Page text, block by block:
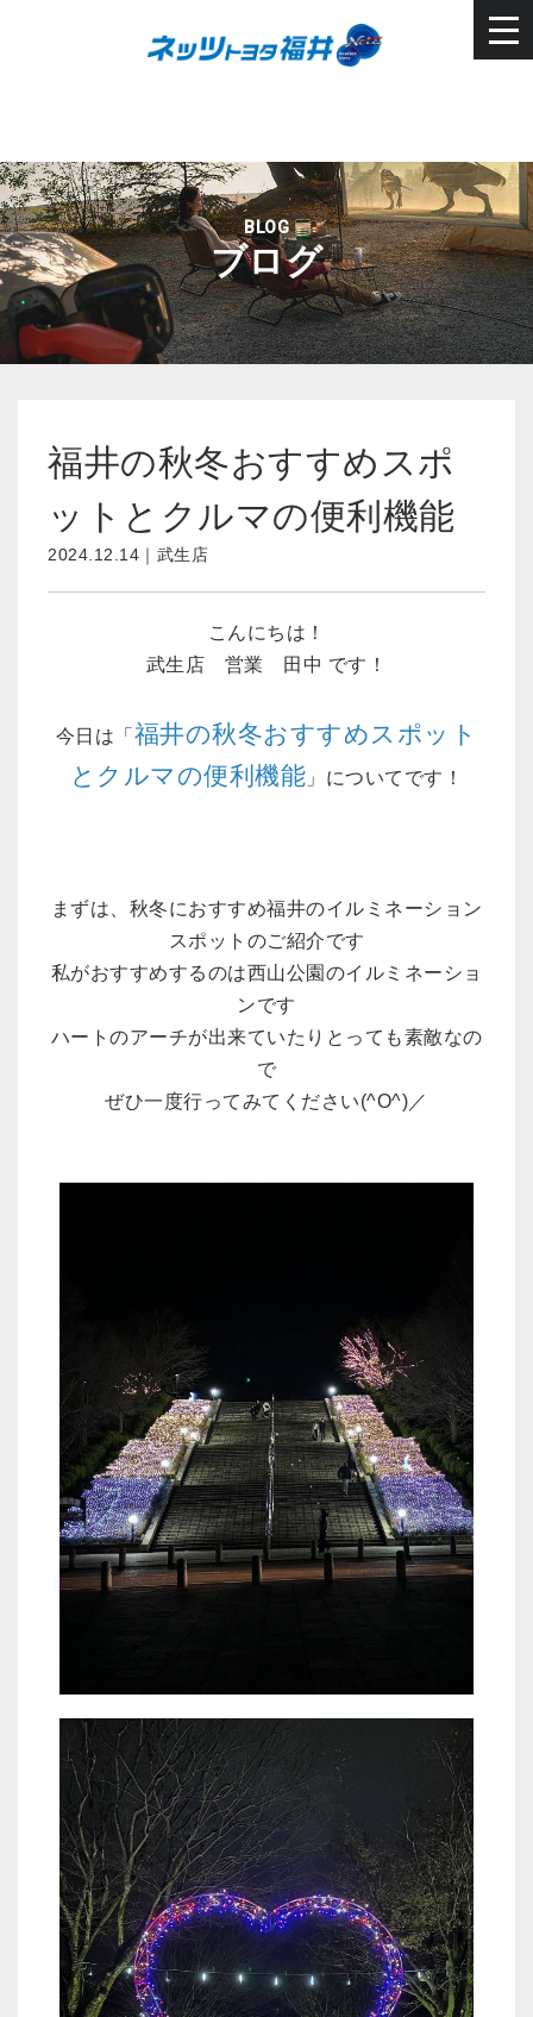
BLOG
ブログ
福井の秋冬おすすめスポ
ットとクルマの便利機能
2024.12.14｜武生店
こんにちは！
武生店 営業 田中 です！
今日は「 福井の秋冬おすすめスポット
とクルマの便利機能 」についてです！
まずは、秋冬におすすめ福井のイルミネーション
スポットのご紹介です
私がおすすめするのは西山公園のイルミネーショ
ンです
ハートのアーチが出来ていたりとっても素敵なの
で
ぜひ一度行ってみてください(^O^)／